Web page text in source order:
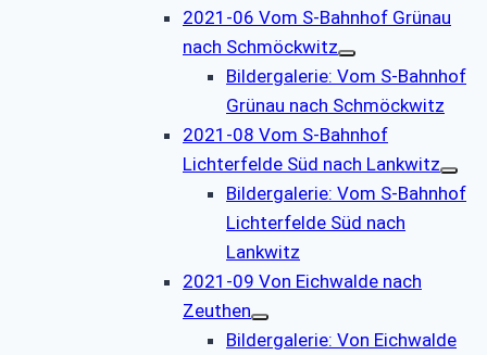
2021-06 Vom S-Bahnhof Grünau
nach Schmöckwitz
Bildergalerie: Vom S-Bahnhof
Grünau nach Schmöckwitz
2021-08 Vom S-Bahnhof
Lichterfelde Süd nach Lankwitz
Bildergalerie: Vom S-Bahnhof
Lichterfelde Süd nach
Lankwitz
2021-09 Von Eichwalde nach
Zeuthen
Bildergalerie: Von Eichwalde